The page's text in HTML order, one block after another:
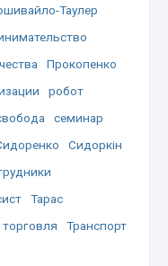
Таулер
Прокопенко
робот
семинар
Сидоркін
Тарас
торговля
Транспорт